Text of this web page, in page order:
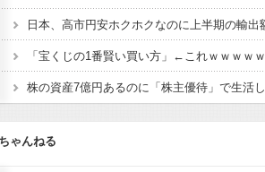
「宝くじの1番賢い買い方」←これｗｗｗｗｗ
ゃんねる